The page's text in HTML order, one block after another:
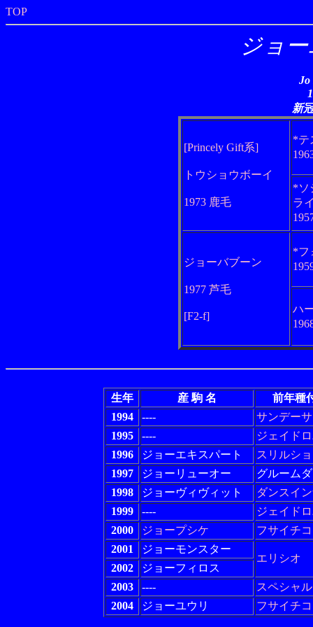
TOP
ジョ
Jo
新
[Princely Gift系]
トウショウボーイ
1973 鹿毛
*テ
*ソ
ラ
ジョーバブーン
1977 芦毛
[F2-f]
*フ
ハ
生年 産 駒 名
前年種
1994
----
サンデー
1995
----
ジェイド
1996
ジョーエキスパート
スリルシ
1997
ジョーリューオー
グルーム
1998
ジョーヴィヴィット
ダンスイ
1999
----
ジェイド
2000
ジョープシケ
フサイチ
2001
ジョーモンスター
エリシオ
2002
ジョーフィロス
2003
----
スペシャ
2004
ジョーユウリ フサイチ